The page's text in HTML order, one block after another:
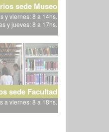
sede Museo
y viernes: 8 a 14hs.
y jueves: 8 a 17hs.
sede Facultad
a viernes: 8 a 18hs.